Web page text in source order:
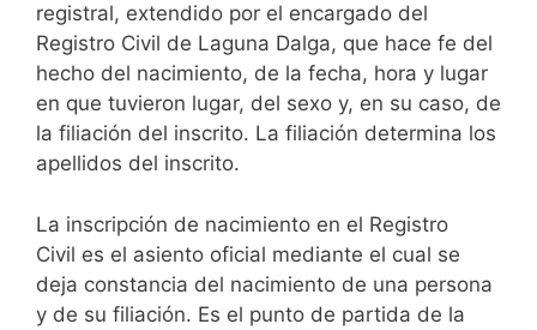
registral, extendido por el encargado del
Registro Civil de Laguna Dalga, que hace fe del
hecho del nacimiento, de la fecha, hora y lugar
en que tuvieron lugar, del sexo y, en su caso, de
la filiación del inscrito. La filiación determina los
apellidos del inscrito.
La inscripción de nacimiento en el Registro
Civil es el asiento oficial mediante el cual se
deja constancia del nacimiento de una persona
y de su filiación. Es el punto de partida de la